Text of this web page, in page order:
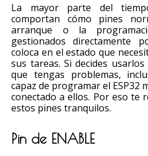
La mayor parte del
comportan cómo pines
arranque o la
gestionados directamente
coloca en el estado que
sus tareas. Si decides
que tengas problemas,
capaz de programar el ESP32
conectado a ellos. Por eso te
estos pines tranquilos.
Pin de ENABLE